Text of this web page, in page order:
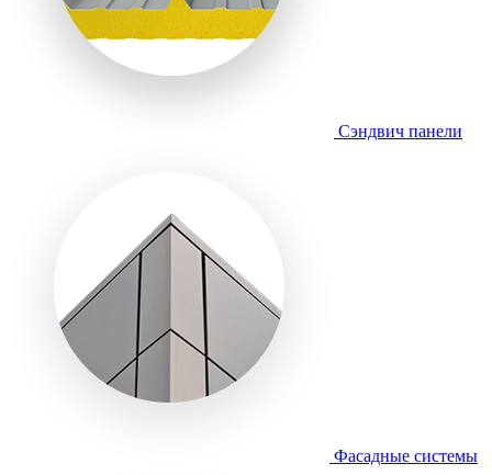
Сэндвич панели
Фасадные системы